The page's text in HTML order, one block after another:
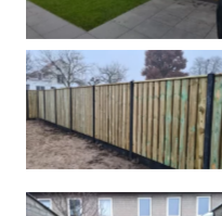
Hout beton schuttingen